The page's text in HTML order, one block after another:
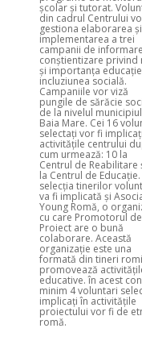
școlar și tutorat.
din cadrul Centrului
gestiona elaborarea și
implementarea a trei
campanii de
conștientizare privind
și importanța
incluziunea socială.
Campaniile vor viză
pungile de sărăcie
de la nivelul
Baia Mare. Cei 16
selectați vor fi
activitățile centrului
cum urmează: 10 la
Centrul de Reabilitare
la Centrul de Educație.
selecția tinerilor
va fi implicată și
Young Romă, o
cu care Promotorul de
Proiect are o bună
colaborare. Această
organizație este una
formată din tineri
promovează
educative. în acest
minim 4 voluntari
implicați în activitățile
proiectului vor fi de
romă.